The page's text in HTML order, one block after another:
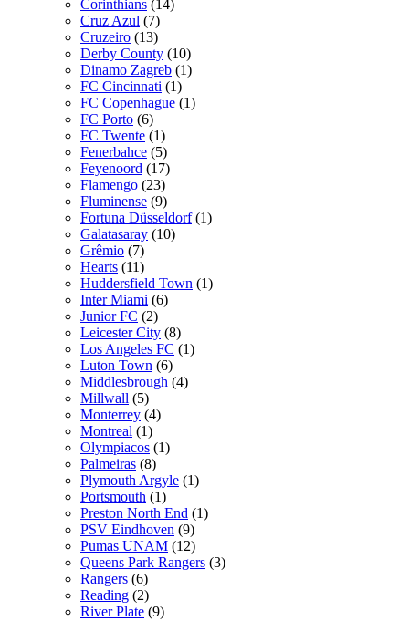
Corinthians (14)
Cruz Azul (7)
Cruzeiro (13)
Derby County (10)
Dinamo Zagreb (1)
FC Cincinnati (1)
FC Copenhague (1)
FC Porto (6)
FC Twente (1)
Fenerbahce (5)
Feyenoord (17)
Flamengo (23)
Fluminense (9)
Fortuna Düsseldorf (1)
Galatasaray (10)
Grêmio (7)
Hearts (11)
Huddersfield Town (1)
Inter Miami (6)
Junior FC (2)
Leicester City (8)
Los Angeles FC (1)
Luton Town (6)
Middlesbrough (4)
Millwall (5)
Monterrey (4)
Montreal (1)
Olympiacos (1)
Palmeiras (8)
Plymouth Argyle (1)
Portsmouth (1)
Preston North End (1)
PSV Eindhoven (9)
Pumas UNAM (12)
Queens Park Rangers (3)
Rangers (6)
Reading (2)
River Plate (9)